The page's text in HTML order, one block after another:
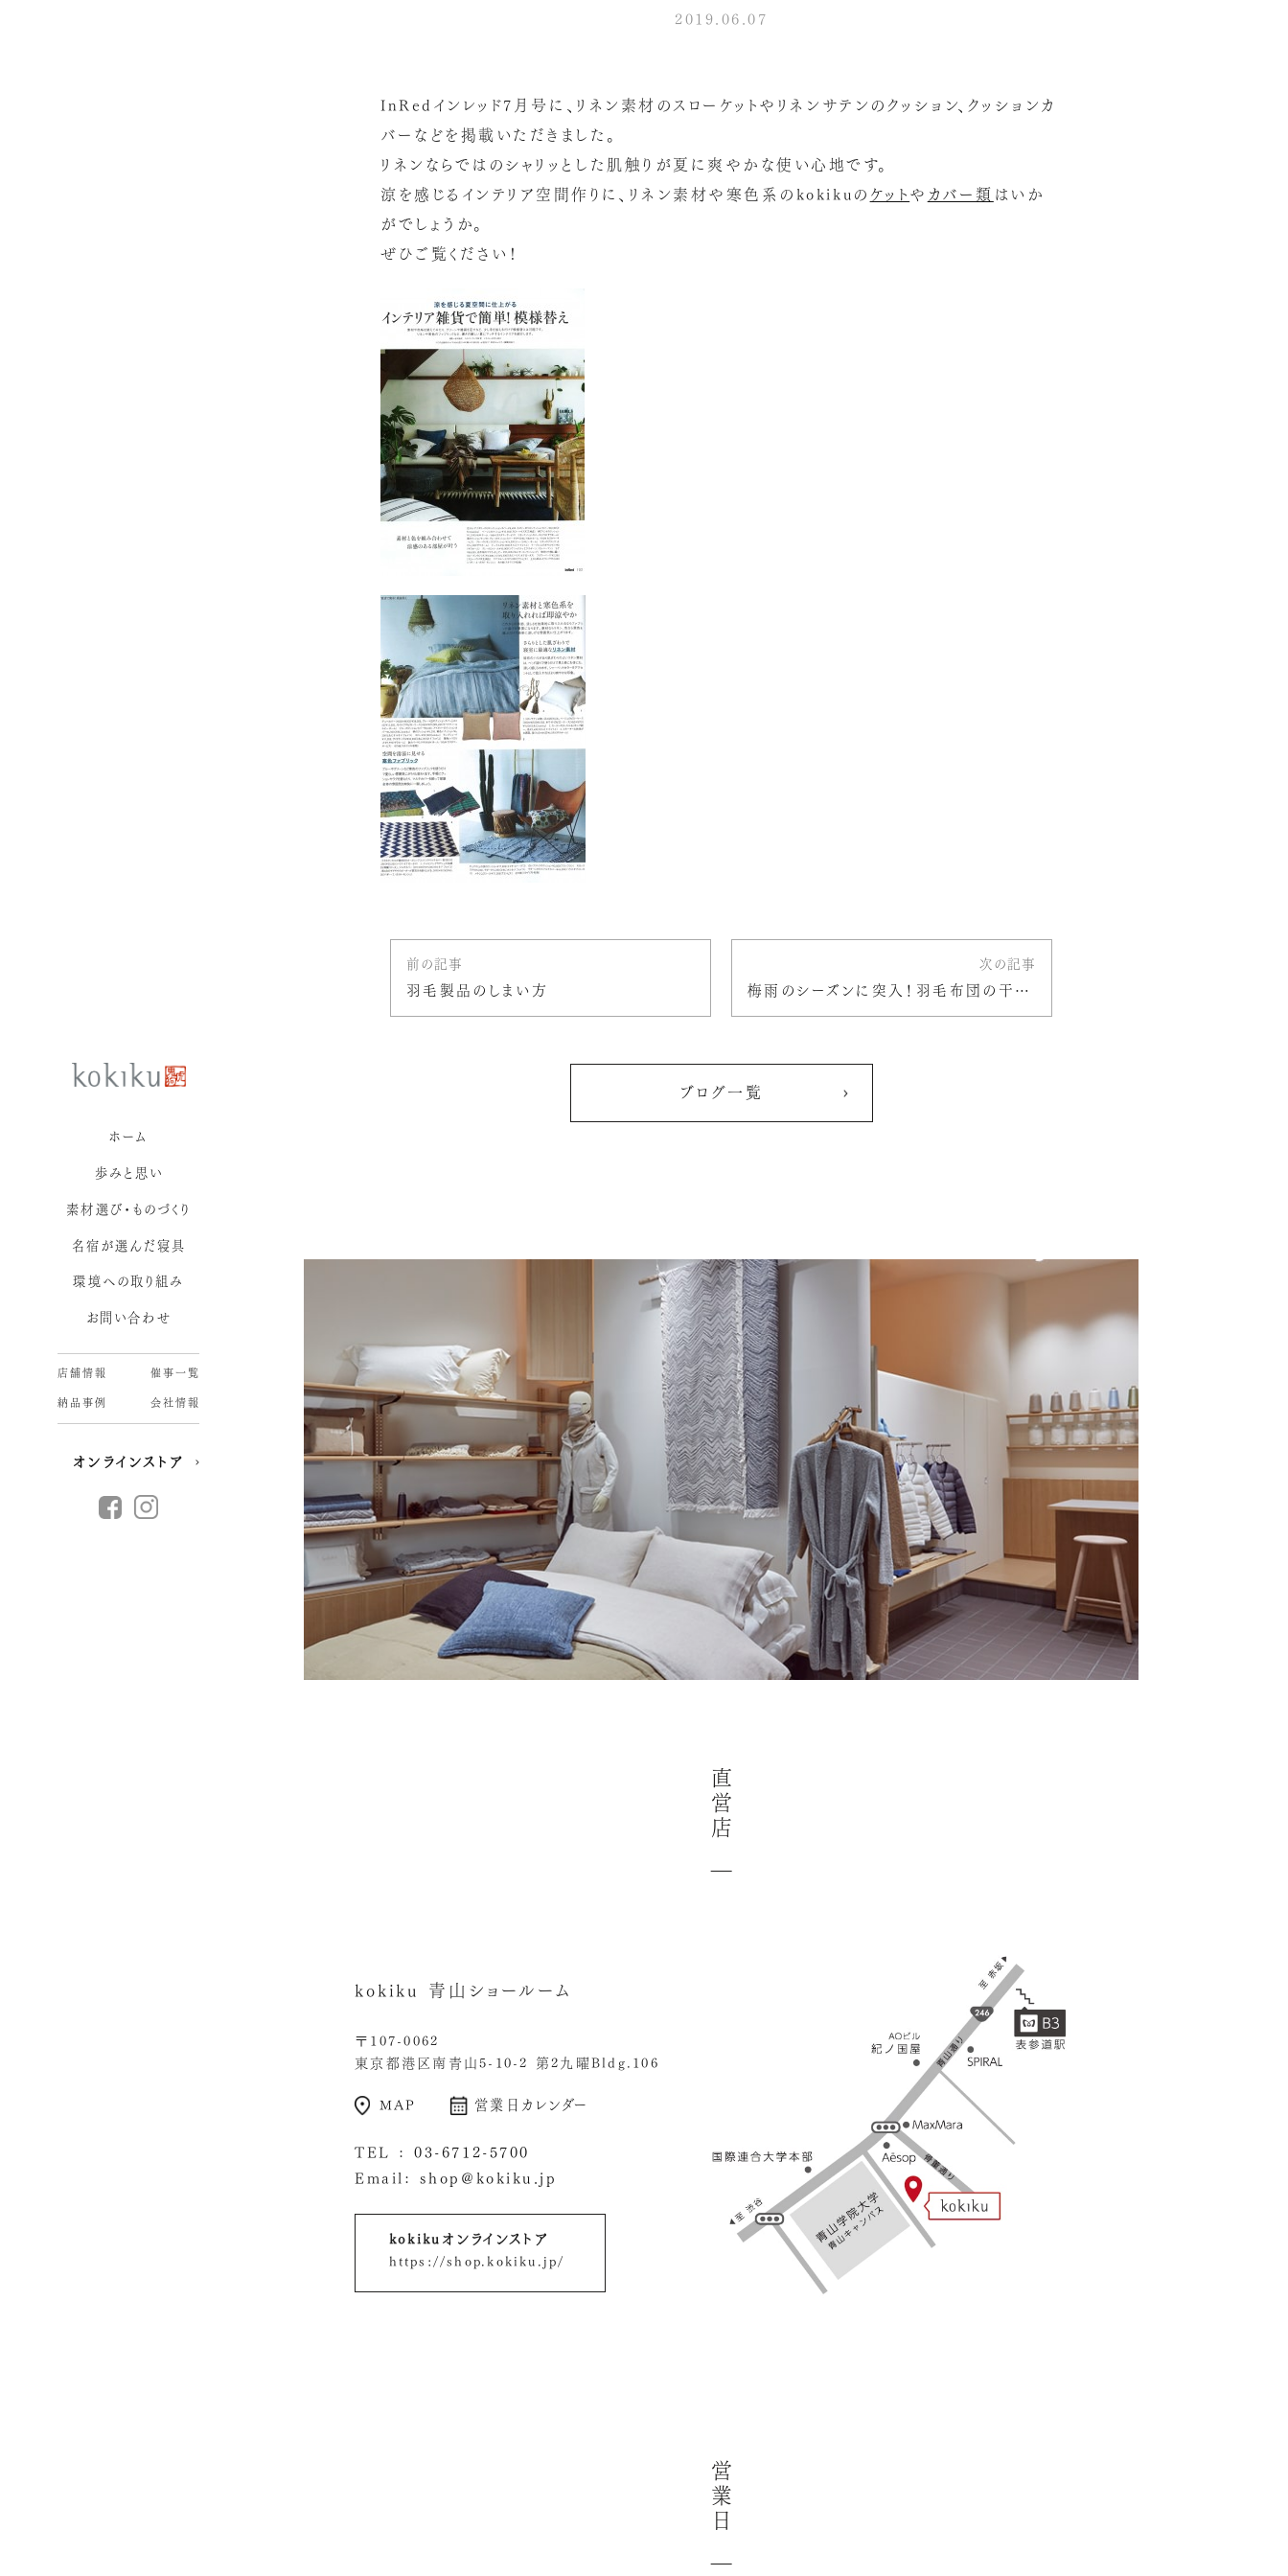
ホーム
歩みと思い
素材選び・ものづくり
名宿が選んだ寝具
環境への取り組み
お問い合わせ
店舗情報 催事一覧
納品事例 会社情報
オンラインストア
2019.06.07
InRedインレッド7月号に、リネン素材のスローケットやリネンサテンのクッション、クッションカ
バーなどを掲載いただきました。
リネンならではのシャリッとした肌触りが夏に爽やかな使い心地です。
涼を感じるインテリア空間作りに、リネン素材や寒色系のkokikuの ケット や カバー類 はいか
がでしょうか。
ぜひご覧ください！
前の記事
羽毛製品のしまい方
次の記事
梅雨のシーズンに突入！羽毛布団の干し方について
ブログ一覧
直
営
店
kokiku 青山ショールーム
〒107-0062
東京都港区南青山5-10-2 第2九曜Bldg.106
MAP 営業日カレンダー
TEL :03-6712-5700
Email: shop@kokiku.jp
kokikuオンラインストア
https://shop.kokiku.jp/
営
業
日